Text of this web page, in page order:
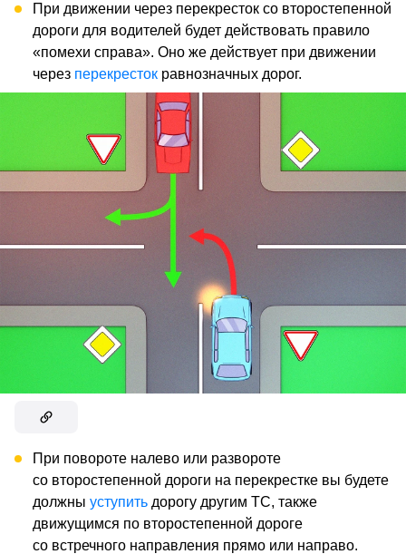
При движении через перекресток со второстепенной
дороги для водителей будет действовать правило
«помехи справа». Оно же действует при движении
через перекресток равнозначных дорог.
При повороте налево или развороте
со второстепенной дороги на перекрестке вы будете
должны уступить дорогу другим ТС, также
движущимся по второстепенной дороге
со встречного направления прямо или направо.